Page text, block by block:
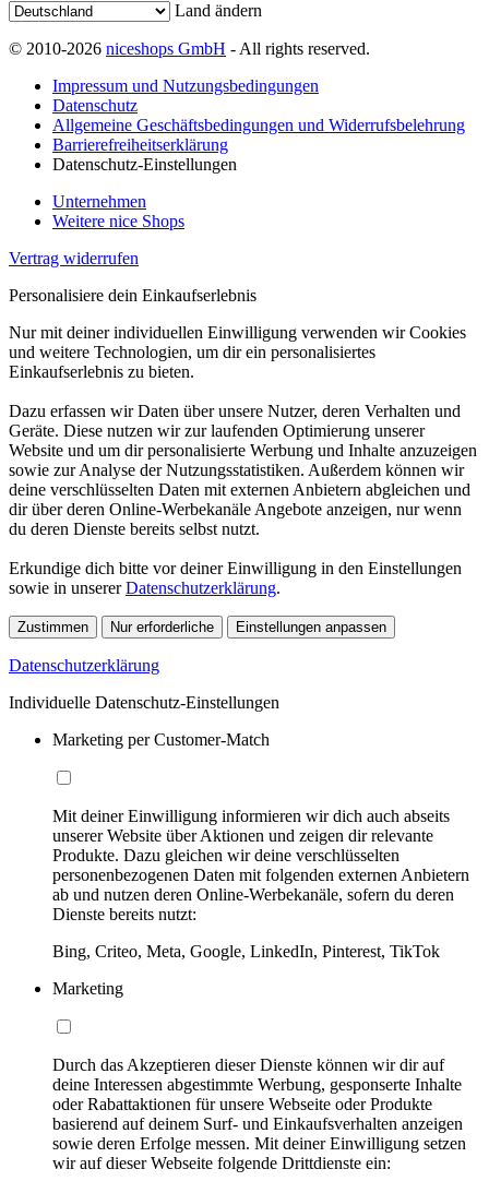
Land ändern
© 2010-2026 niceshops GmbH - All rights reserved.
Impressum und Nutzungsbedingungen
Datenschutz
Allgemeine Geschäftsbedingungen und Widerrufsbelehrung
Barrierefreiheitserklärung
Datenschutz-Einstellungen
Unternehmen
Weitere nice Shops
Vertrag widerrufen
Personalisiere dein Einkaufserlebnis
Nur mit deiner individuellen Einwilligung verwenden wir Cookies
und weitere Technologien, um dir ein personalisiertes
Einkaufserlebnis zu bieten.
Dazu erfassen wir Daten über unsere Nutzer, deren Verhalten und
Geräte. Diese nutzen wir zur laufenden Optimierung unserer
Website und um dir personalisierte Werbung und Inhalte anzuzeigen
sowie zur Analyse der Nutzungsstatistiken. Außerdem können wir
deine verschlüsselten Daten mit externen Anbietern abgleichen und
dir über deren Online-Werbekanäle Angebote anzeigen, nur wenn
du deren Dienste bereits selbst nutzt.
Erkundige dich bitte vor deiner Einwilligung in den Einstellungen
sowie in unsererDatenschutzerklärung.
Zustimmen Nur erforderliche Einstellungen anpassen
Datenschutzerklärung
Individuelle Datenschutz-Einstellungen
Marketing per Customer-Match
Mit deiner Einwilligung informieren wir dich auch abseits
unserer Website über Aktionen und zeigen dir relevante
Produkte. Dazu gleichen wir deine verschlüsselten
personenbezogenen Daten mit folgenden externen Anbietern
ab und nutzen deren Online-Werbekanäle, sofern du deren
Dienste bereits nutzt:
Bing, Criteo, Meta, Google, LinkedIn, Pinterest, TikTok
Marketing
Durch das Akzeptieren dieser Dienste können wir dir auf
deine Interessen abgestimmte Werbung, gesponserte Inhalte
oder Rabattaktionen für unsere Webseite oder Produkte
basierend auf deinem Surf- und Einkaufsverhalten anzeigen
sowie deren Erfolge messen. Mit deiner Einwilligung setzen
wir auf dieser Webseite folgende Drittdienste ein: